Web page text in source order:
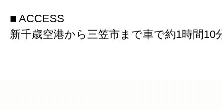
■ ACCESS
新千歳空港から三笠市まで車で約1時間10